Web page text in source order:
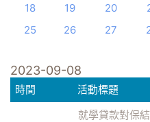
18
19 20
25
26 27
2023-09-08
時間 活動標題
就學貸款對保